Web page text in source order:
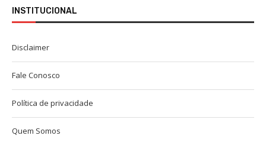
INSTITUCIONAL
Disclaimer
Fale Conosco
Política de privacidade
Quem Somos